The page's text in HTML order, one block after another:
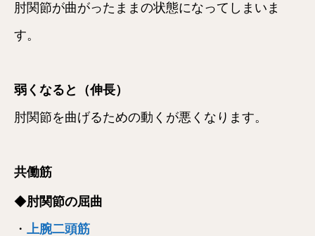
肘関節が曲がったままの状態になってしまいま
す。
弱くなると（伸長）
肘関節を曲げるための動くが悪くなります。
共働筋
◆肘関節の屈曲
・ 上腕二頭筋